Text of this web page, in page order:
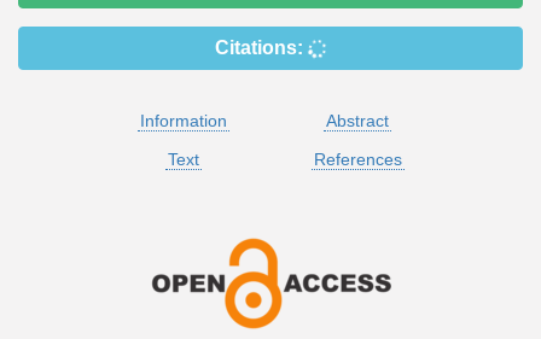
Citations:
Information
Abstract
Text
References